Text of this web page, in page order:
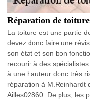
Réparation de toiture
La toiture est une partie
devez donc faire une
son état et son bon
recourir à des
à une hauteur donc très
réparation à M.Reinhardt
Ailles02860. De plus, les